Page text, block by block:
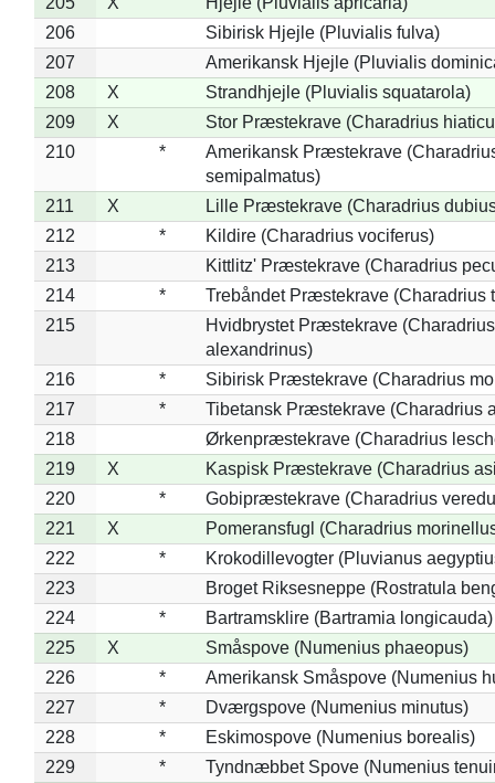
206
Sibirisk Hjejle (Pluvialis fulva)
207
Amerikansk Hjejle (Pluvialis
208
X
Strandhjejle (Pluvialis squatarola)
209
X
Stor Præstekrave (Charadrius
210
*
Amerikansk Præstekrave
semipalmatus)
211
X
Lille Præstekrave (Charadrius
212
*
Kildire (Charadrius vociferus)
213
Kittlitz' Præstekrave (Charadrius
214
*
Trebåndet Præstekrave (Charadrius
215
Hvidbrystet Præstekrave (Charadrius
alexandrinus)
216
*
Sibirisk Præstekrave (Charadrius
217
*
Tibetansk Præstekrave (Charadrius
218
Ørkenpræstekrave (Charadrius
219
X
Kaspisk Præstekrave (Charadrius
220
*
Gobipræstekrave (Charadrius
221
X
Pomeransfugl (Charadrius
222
*
Krokodillevogter (Pluvianus
223
Broget Riksesneppe (Rostratula
224
*
Bartramsklire (Bartramia longicauda)
225
X
Småspove (Numenius phaeopus)
226
*
Amerikansk Småspove (Numenius
227
*
Dværgspove (Numenius minutus)
228
*
Eskimospove (Numenius borealis)
229
* Tyndnæbbet Spove (Numenius